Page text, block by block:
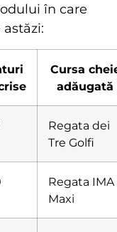
în care
Cursa
adăugată
Regata dei
Tre Golfi
Regata IMA
Maxi